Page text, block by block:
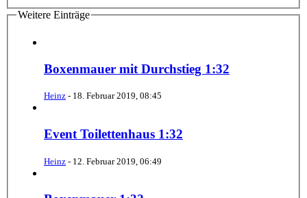
Weitere Einträge
Boxenmauer mit Durchstieg 1:32
Heinz - 18. Februar 2019, 08:45
Event Toilettenhaus 1:32
Heinz - 12. Februar 2019, 06:49